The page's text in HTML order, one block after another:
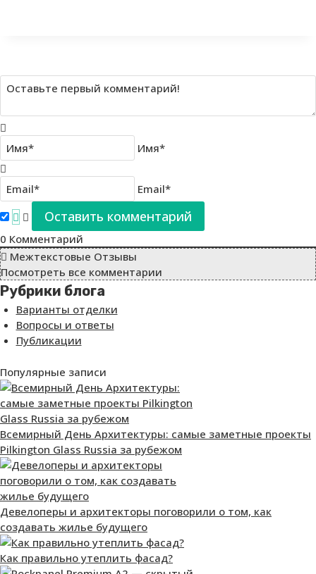
Имя*
Email*
0 Комментарий
Межтекстовые Отзывы
Посмотреть все комментарии
Рубрики блога
Варианты отделки
Вопросы и ответы
Публикации
Популярные записи
Всемирный День Архитектуры: самые заметные проекты
Pilkington Glass Russia за рубежом
Девелоперы и архитекторы поговорили о том, как
создавать жилье будущего
Как правильно утеплить фасад?